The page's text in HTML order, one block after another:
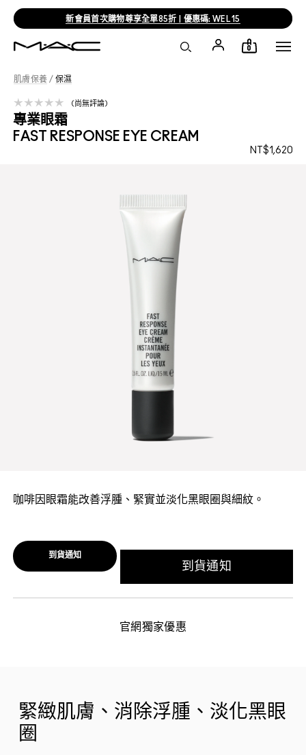
新會員首次購物尊享全單85折 | 優惠碼: WEL15
0
肌膚保養 / 保濕
專業眼霜
FAST RESPONSE EYE CREAM
NT$1,620
尚無評論
咖啡因眼霜能改善浮腫、緊實並淡化黑眼圈與細紋。
到貨通知
到貨通知
官網獨家優惠
緊緻肌膚、消除浮腫、淡化黑眼
圈